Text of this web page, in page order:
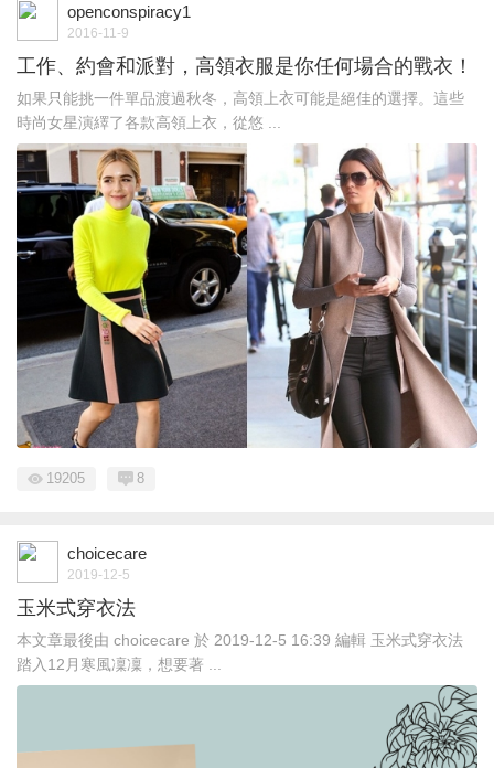
openconspiracy1
2016-11-9
工作、約會和派對，高領衣服是你任何場合的戰衣！
如果只能挑一件單品渡過秋冬，高領上衣可能是絕佳的選擇。這些
時尚女星演繹了各款高領上衣，從悠 ...
19205 8
choicecare
2019-12-5
玉米式穿衣法
本文章最後由 choicecare 於 2019-12-5 16:39 編輯 玉米式穿衣法
踏入12月寒風凜凜，想要著 ...